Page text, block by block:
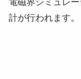
計が行われます。